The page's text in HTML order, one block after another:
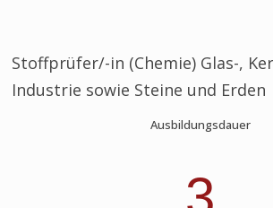
Stoffprüfer/-in (Chemie) Glas-,
Industrie sowie Steine und Erden
Ausbildungsdauer